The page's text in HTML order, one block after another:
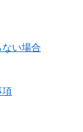
い場合
項